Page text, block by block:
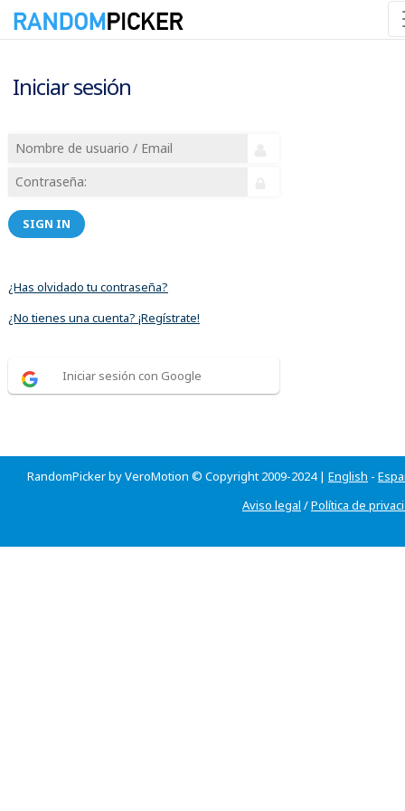
Iniciar sesión
SIGN IN
¿Has olvidado tu contraseña?
¿No tienes una cuenta? ¡Regístrate!
Iniciar sesión con Google
RandomPicker by VeroMotion © Copyright 2009-2024 | English -
Aviso legal /Política de